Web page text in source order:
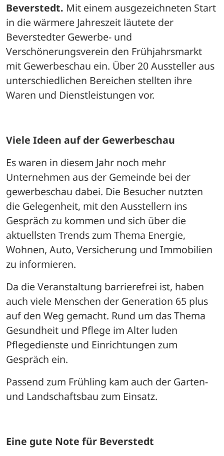
Beverstedt. Mit einem ausgezeichneten Start
in die wärmere Jahreszeit läutete der
Beverstedter Gewerbe- und
Verschönerungsverein den Frühjahrsmarkt
mit Gewerbeschau ein. Über 20 Aussteller aus
unterschiedlichen Bereichen stellten ihre
Waren und Dienstleistungen vor.
Viele Ideen auf der Gewerbeschau
Es waren in diesem Jahr noch mehr
Unternehmen aus der Gemeinde bei der
gewerbeschau dabei. Die Besucher nutzten
die Gelegenheit, mit den Ausstellern ins
Gespräch zu kommen und sich über die
aktuellsten Trends zum Thema Energie,
Wohnen, Auto, Versicherung und Immobilien
zu informieren.
Da die Veranstaltung barrierefrei ist, haben
auch viele Menschen der Generation 65 plus
auf den Weg gemacht. Rund um das Thema
Gesundheit und Pflege im Alter luden
Pflegedienste und Einrichtungen zum
Gespräch ein.
Passend zum Frühling kam auch der Garten-
und Landschaftsbau zum Einsatz.
Eine gute Note für Beverstedt